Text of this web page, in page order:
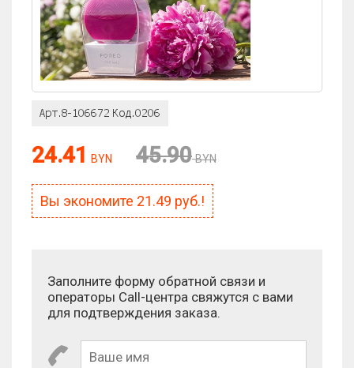
24.41 BYN 45.90 BYN
Вы экономите 21.49 руб.!
Заполните форму обратной связи и
операторы Call-центра свяжутся с вами
для подтверждения заказа.